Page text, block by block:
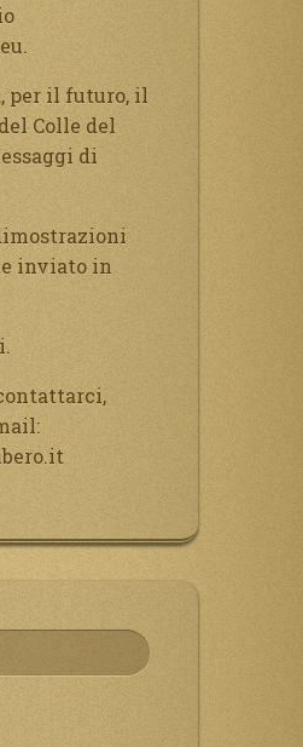
per il futuro, il
Colle del
di
inviato in